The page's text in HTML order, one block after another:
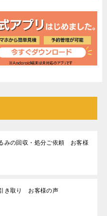
みの回収・処分ご依頼 お客様
き取り お客様の声